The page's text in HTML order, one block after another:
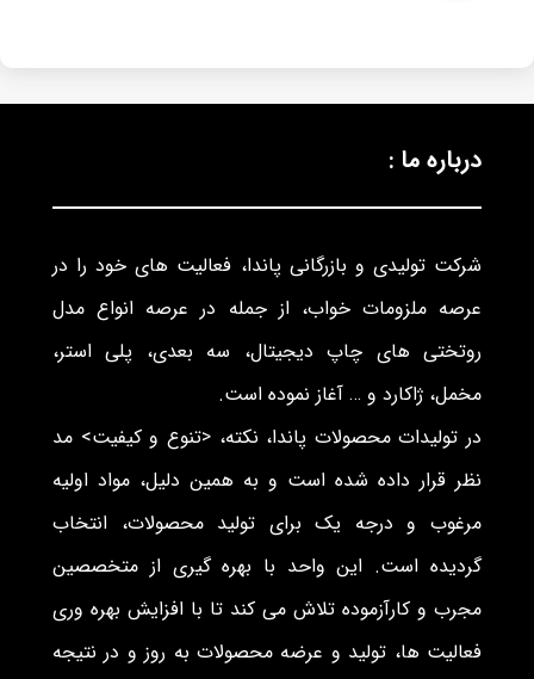
درباره ما :
شرکت تولیدی و بازرگانی پاندا، فعالیت های خود را در
عرصه ملزومات خواب، از جمله در عرصه انواع مدل
روتختی های چاپ دیجیتال، سه بعدی، پلی استر،
مخمل، ژاکارد و … آغاز نموده است.
در تولیدات محصولات پاندا، نکته، <تنوع و کیفیت> مد
نظر قرار داده شده است و به همین دلیل، مواد اولیه
مرغوب و درجه یک برای تولید محصولات، انتخاب
گردیده است. این واحد با بهره گیری از متخصصین
مجرب و کارآزموده تلاش می کند تا با افزایش بهره وری
فعالیت ها، تولید و عرضه محصولات به روز و در نتیجه